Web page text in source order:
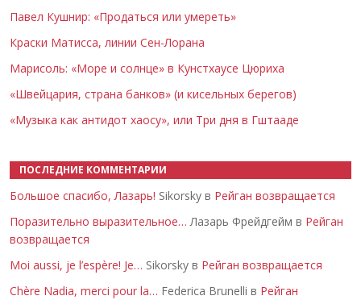
Павел Кушнир: «Продаться или умереть»
Краски Матисса, линии Сен-Лорана
Марисоль: «Море и солнце» в Кунстхаусе Цюриха
«Швейцария, страна банков» (и кисельных берегов)
«Музыка как антидот хаосу», или Три дня в Гштааде
ПОСЛЕДНИЕ КОММЕНТАРИИ
Большое спасибо, Лазарь! Sikorsky в Рейган возвращается
Поразительно выразительное… Лазарь Фрейдгейм в Рейган
возвращается
Moi aussi, je l’espère! Je… Sikorsky в Рейган возвращается
Chère Nadia, merci pour la… Federica Brunelli в Рейган